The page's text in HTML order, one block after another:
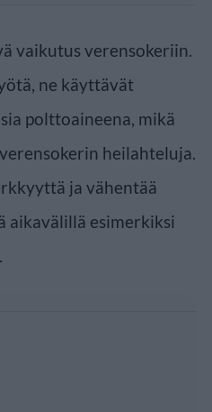
vaikutus verensokeriin.
ne käyttävät
polttoaineena, mikä
heilahteluja.
ja vähentää
aikavälillä esimerkiksi